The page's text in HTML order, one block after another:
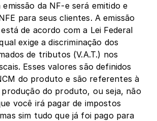
emissão da NF-e será emitido e
para seus clientes. A emissão
de acordo com a Lei Federal
exige a discriminação dos
de tributos (V.A.T.) nos
Esses valores são definidos
do produto e são referentes à
produção do produto, ou seja, não
você irá pagar de impostos
sim tudo que já foi pago para